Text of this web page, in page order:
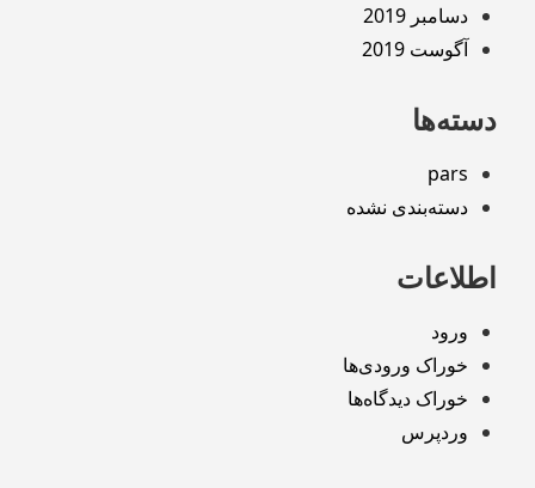
دسامبر 2019
آگوست 2019
دسته‌ها
pars
دسته‌بندی نشده
اطلاعات
ورود
خوراک ورودی‌ها
خوراک دیدگاه‌ها
وردپرس